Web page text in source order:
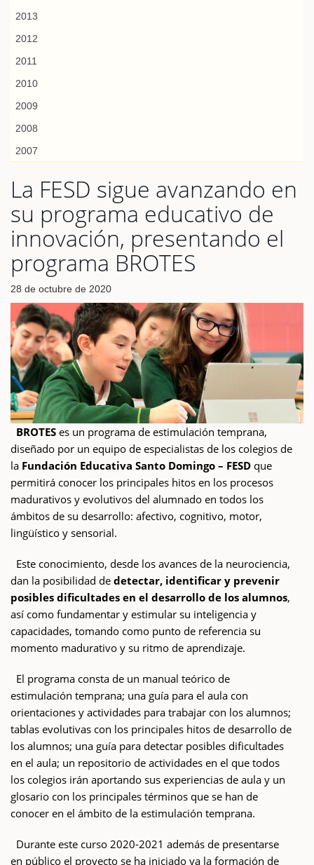
2013
2012
2011
2010
2009
2008
2007
La FESD sigue avanzando en
su programa educativo de
innovación, presentando el
programa BROTES
28 de octubre de 2020
BROTES es un programa de estimulación temprana,
diseñado por un equipo de especialistas de los colegios de
la Fundación Educativa Santo Domingo – FESD que
permitirá conocer los principales hitos en los procesos
madurativos y evolutivos del alumnado en todos los
ámbitos de su desarrollo: afectivo, cognitivo, motor,
lingüístico y sensorial.
Este conocimiento, desde los avances de la neurociencia,
dan la posibilidad de detectar, identificar y prevenir
posibles dificultades en el desarrollo de los alumnos,
así como fundamentar y estimular su inteligencia y
capacidades, tomando como punto de referencia su
momento madurativo y su ritmo de aprendizaje.
El programa consta de un manual teórico de
estimulación temprana; una guía para el aula con
orientaciones y actividades para trabajar con los alumnos;
tablas evolutivas con los principales hitos de desarrollo de
los alumnos; una guía para detectar posibles dificultades
en el aula; un repositorio de actividades en el que todos
los colegios irán aportando sus experiencias de aula y un
glosario con los principales términos que se han de
conocer en el ámbito de la estimulación temprana.
Durante este curso 2020-2021 además de presentarse
en público el proyecto se ha iniciado ya la formación de